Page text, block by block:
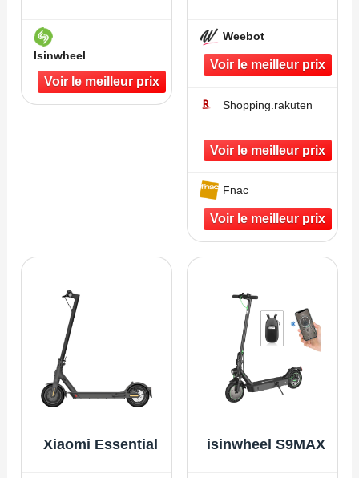
Isinwheel
Weebot
Shopping.rakuten
Fnac
Xiaomi Essential isinwheel S9MAX